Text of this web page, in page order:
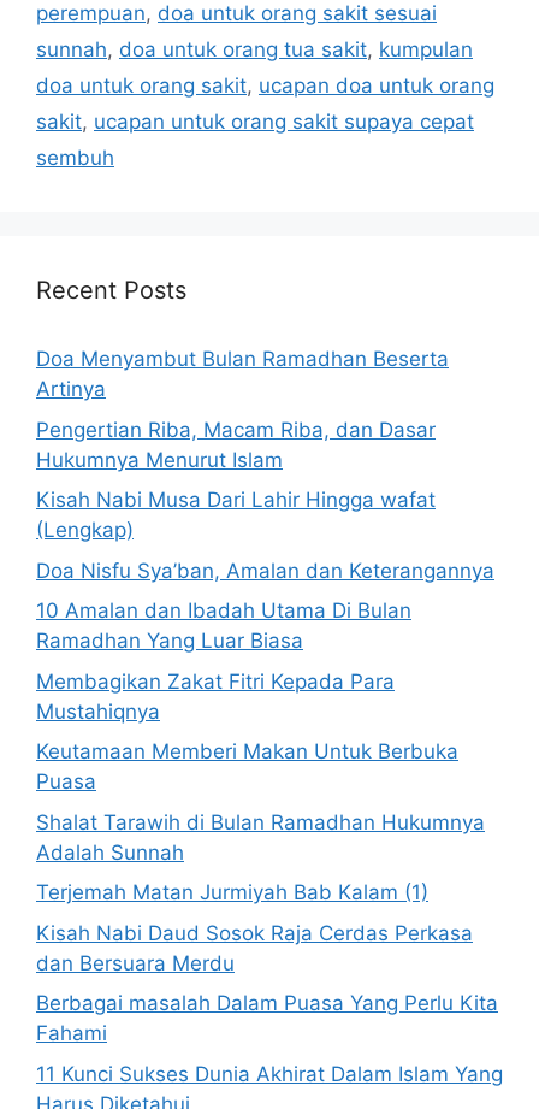
perempuan, doa untuk orang sakit sesuai
sunnah, doa untuk orang tua sakit, kumpulan
doa untuk orang sakit, ucapan doa untuk orang
sakit, ucapan untuk orang sakit supaya cepat
sembuh
Recent Posts
Doa Menyambut Bulan Ramadhan Beserta
Artinya
Pengertian Riba, Macam Riba, dan Dasar
Hukumnya Menurut Islam
Kisah Nabi Musa Dari Lahir Hingga wafat
(Lengkap)
Doa Nisfu Sya’ban, Amalan dan Keterangannya
10 Amalan dan Ibadah Utama Di Bulan
Ramadhan Yang Luar Biasa
Membagikan Zakat Fitri Kepada Para
Mustahiqnya
Keutamaan Memberi Makan Untuk Berbuka
Puasa
Shalat Tarawih di Bulan Ramadhan Hukumnya
Adalah Sunnah
Terjemah Matan Jurmiyah Bab Kalam (1)
Kisah Nabi Daud Sosok Raja Cerdas Perkasa
dan Bersuara Merdu
Berbagai masalah Dalam Puasa Yang Perlu Kita
Fahami
11 Kunci Sukses Dunia Akhirat Dalam Islam Yang
Harus Diketahui